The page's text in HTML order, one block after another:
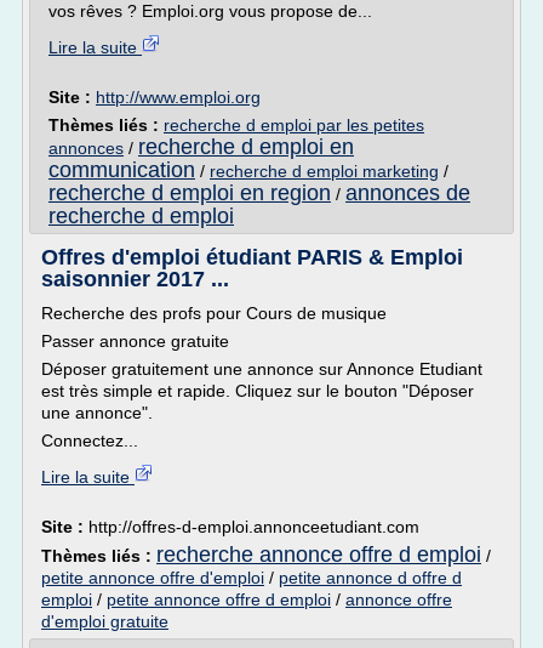
vos rêves ? Emploi.org vous propose de...
Lire la suite
Site : http://www.emploi.org
Thèmes liés : recherche d emploi par les petites
annonces / recherche d emploi en
communication / recherche d emploi marketing /
recherche d emploi en region / annonces de
recherche d emploi
Offres d'emploi étudiant PARIS & Emploi
saisonnier 2017 ...
Recherche des profs pour Cours de musique
Passer annonce gratuite
Déposer gratuitement une annonce sur Annonce Etudiant
est très simple et rapide. Cliquez sur le bouton "Déposer
une annonce".
Connectez...
Lire la suite
Site : http://offres-d-emploi.annonceetudiant.com
Thèmes liés : recherche annonce offre d emploi /
petite annonce offre d'emploi / petite annonce d offre d
emploi / petite annonce offre d emploi / annonce offre
d'emploi gratuite